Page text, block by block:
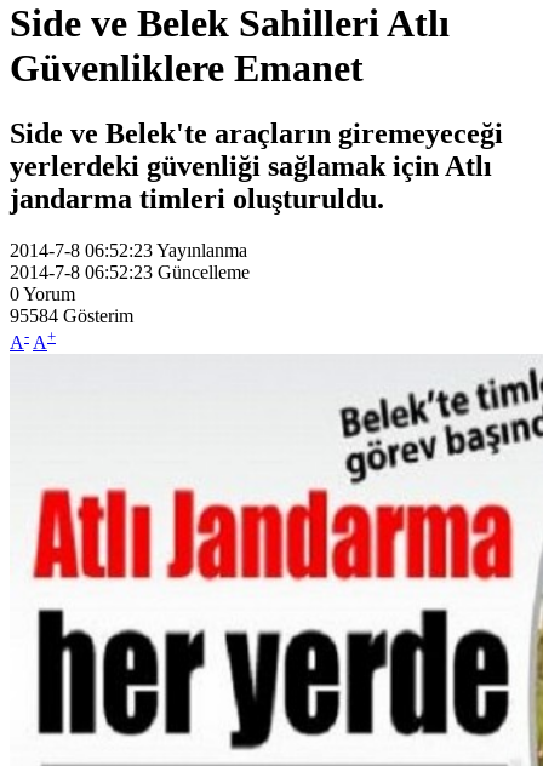
Side ve Belek Sahilleri Atlı
Güvenliklere Emanet
Side ve Belek'te araçların giremeyeceği
yerlerdeki güvenliği sağlamak için Atlı
jandarma timleri oluşturuldu.
2014-7-8 06:52:23Yayınlanma
2014-7-8 06:52:23 Güncelleme
0Yorum
95584 Gösterim
A- A+